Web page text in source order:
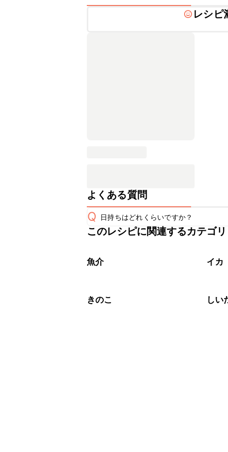
レシピ
よくある質問
Q 日持ちはどれくらいですか？
保存期間は冷蔵で翌日中が目安です。
※日持ちは目安です。
このレシピに関連するカテゴリ
魚介 イカ
きのこ しい